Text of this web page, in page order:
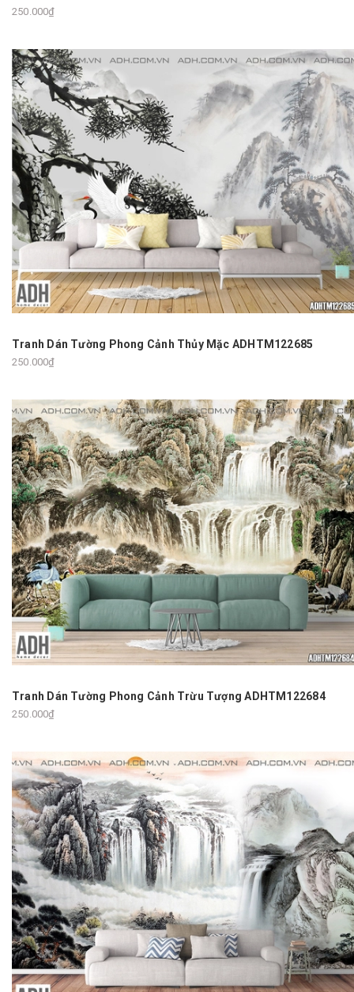
250.000₫
Tranh Dán Tường Phong Cảnh Thủy Mặc ADHTM122685
250.000₫
Tranh Dán Tường Phong Cảnh Trừu Tượng ADHTM122684
250.000₫